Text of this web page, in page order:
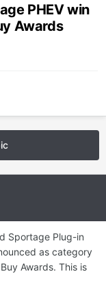
PHEV win
Awards
Sportage Plug-in
as category
Awards. This is